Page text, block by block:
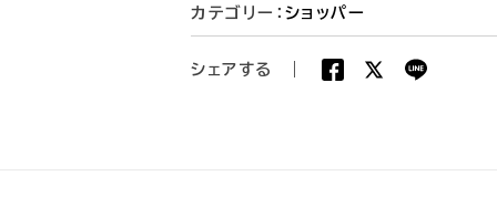
カテゴリー： ショッパー
シェアする